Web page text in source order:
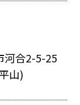
河合2-5-25
山)